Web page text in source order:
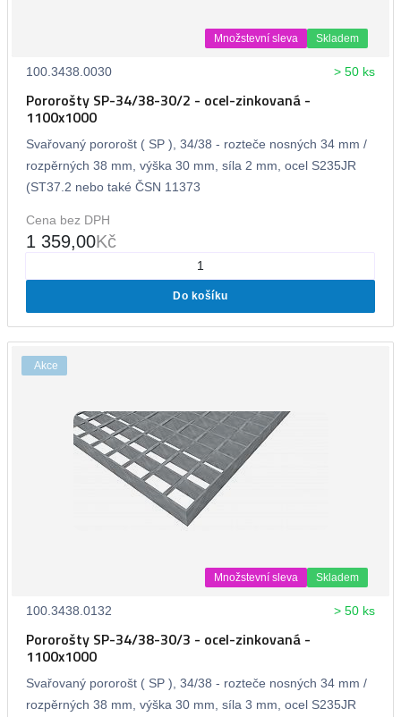
Množstevní sleva Skladem
100.3438.0030 > 50 ks
Pororošty SP-34/38-30/2 - ocel-zinkovaná -
1100x1000
Svařovaný pororošt ( SP ), 34/38 - rozteče nosných 34 mm /
rozpěrných 38 mm, výška 30 mm, síla 2 mm, ocel S235JR
(ST37.2 nebo také ČSN 11373
Cena bez DPH
1 359,00Kč
Do košíku
Akce
Množstevní sleva Skladem
100.3438.0132 > 50 ks
Pororošty SP-34/38-30/3 - ocel-zinkovaná -
1100x1000
Svařovaný pororošt ( SP ), 34/38 - rozteče nosných 34 mm /
rozpěrných 38 mm, výška 30 mm, síla 3 mm, ocel S235JR